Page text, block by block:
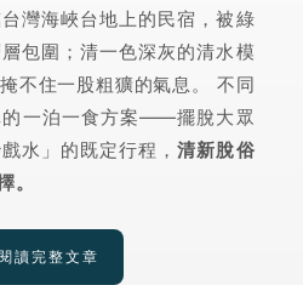
灣海峽台地上的民宿，被綠
包圍；清一色深灰的清水模
不住一股粗獷的氣息。 不同
的一泊一食方案——擺脫大眾
水」的既定行程，清新脫俗
。
讀完整文章